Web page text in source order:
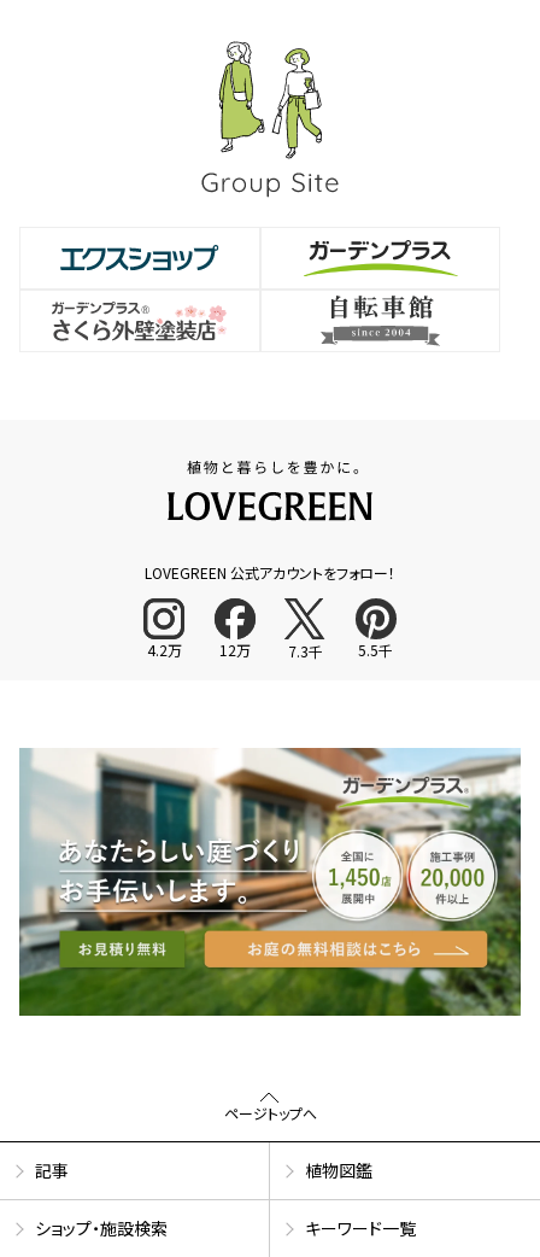
LOVEGREEN 公式アカウントをフォロー！
4.2万 12万 7.3千 5.5千
ページトップへ
記事 植物図鑑
ショップ・施設検索 キーワード一覧